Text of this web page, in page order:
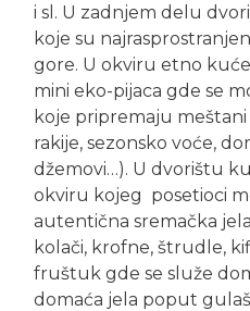
i sl. U zadnjem delu
koje su
gore. U okviru etno
mini eko-pijaca gde se
koje pripremaju meštani
rakije, sezonsko voće,
džemovi…). U dvorištu
okviru kojeg posetioci
autentična sremačka
kolači, krofne, štrudle,
fruštuk gde se služe
domaća jela poput